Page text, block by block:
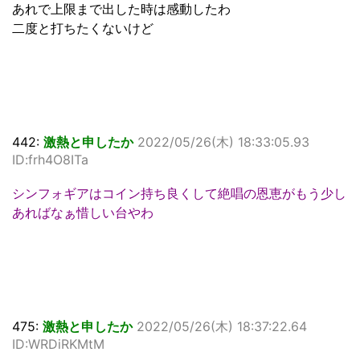
あれで上限まで出した時は感動したわ
二度と打ちたくないけど
442: 激熱と申したか 2022/05/26(木) 18:33:05.93
ID:frh4O8ITa
シンフォギアはコイン持ち良くして絶唱の恩恵がもう少し
あればなぁ惜しい台やわ
475: 激熱と申したか 2022/05/26(木) 18:37:22.64
ID:WRDiRKMtM